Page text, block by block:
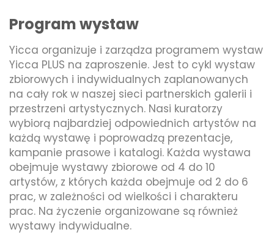
Program wystaw
Yicca organizuje i zarządza programem wystaw
Yicca PLUS na zaproszenie. Jest to cykl wystaw
zbiorowych i indywidualnych zaplanowanych
na cały rok w naszej sieci partnerskich galerii i
przestrzeni artystycznych. Nasi kuratorzy
wybiorą najbardziej odpowiednich artystów na
każdą wystawę i poprowadzą prezentacje,
kampanie prasowe i katalogi. Każda wystawa
obejmuje wystawy zbiorowe od 4 do 10
artystów, z których każda obejmuje od 2 do 6
prac, w zależności od wielkości i charakteru
prac. Na życzenie organizowane są również
wystawy indywidualne.